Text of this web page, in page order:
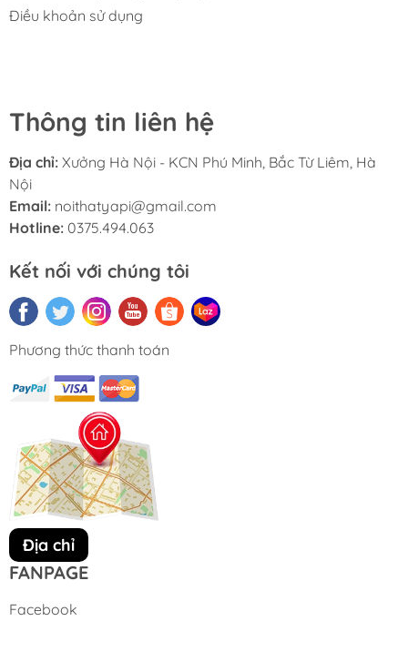
Điều khoản sử dụng
Thông tin liên hệ
Địa chỉ: Xưởng Hà Nội - KCN Phú Minh, Bắc Từ Liêm, Hà
Nội
Email: noithatyapi@gmail.com
Hotline: 0375.494.063
Kết nối với chúng tôi
Phương thức thanh toán
Địa chỉ
FANPAGE
Facebook